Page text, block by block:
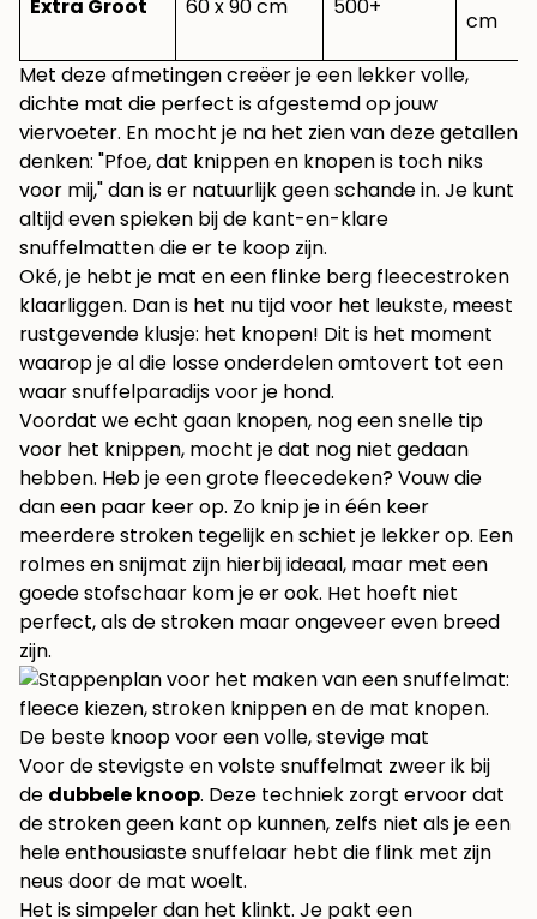
Extra Groot 60 x 90 cm 500+
cm
Met deze afmetingen creëer je een lekker volle,
dichte mat die perfect is afgestemd op jouw
viervoeter. En mocht je na het zien van deze getallen
denken: "Pfoe, dat knippen en knopen is toch niks
voor mij," dan is er natuurlijk geen schande in. Je kunt
altijd even spieken bij de kant-en-klare
snuffelmattendie er te koop zijn.
Oké, je hebt je mat en een flinke berg fleecestroken
klaarliggen. Dan is het nu tijd voor het leukste, meest
rustgevende klusje: het knopen! Dit is het moment
waarop je al die losse onderdelen omtovert tot een
waar snuffelparadijs voor je hond.
Voordat we echt gaan knopen, nog een snelle tip
voor het knippen, mocht je dat nog niet gedaan
hebben. Heb je een grote fleecedeken? Vouw die
dan een paar keer op. Zo knip je in één keer
meerdere stroken tegelijk en schiet je lekker op. Een
rolmes en snijmat zijn hierbij ideaal, maar met een
goede stofschaar kom je er ook. Het hoeft niet
perfect, als de stroken maar ongeveer even breed
zijn.
De beste knoop voor een volle, stevige mat
Voor de stevigste en volste snuffelmat zweer ik bij
de dubbele knoop. Deze techniek zorgt ervoor dat
de stroken geen kant op kunnen, zelfs niet als je een
hele enthousiaste snuffelaar hebt die flink met zijn
neus door de mat woelt.
Het is simpeler dan het klinkt. Je pakt een